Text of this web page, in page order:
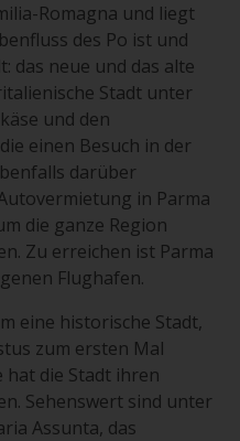
Romagna und liegt
des Po ist und
das neue und das alte
Stadt unter
und den
einen Besuch in der
darüber
in Parma
die ganze Region
Zu erreichen ist Parma
Flughafen.
eine historische Stadt,
zum ersten Mal
die Stadt ihren
Sehenswert sind unter
Assunta, das